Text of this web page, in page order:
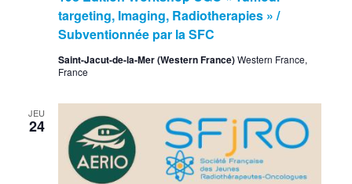
targeting, Imaging, Radiotherapies » /
Subventionnée par la SFC
Saint-Jacut-de-la-Mer (Western France)Western France,
France
JEU
24